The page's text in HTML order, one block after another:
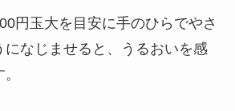
円玉大を目安に手のひらでやさ
になじませると、うるおいを感